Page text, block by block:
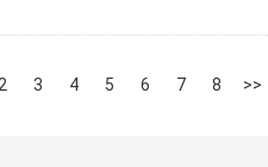
3 4 5 6 7 8 >>